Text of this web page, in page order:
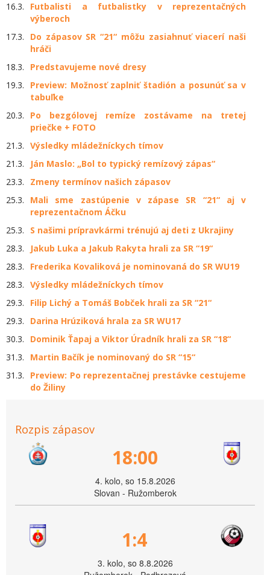
16.3.
Futbalisti a futbalistky v reprezentačných
výberoch
17.3.
Do zápasov SR “21“ môžu zasiahnuť viacerí naši
hráči
18.3.
Predstavujeme nové dresy
19.3.
Preview: Možnosť zaplniť štadión a posunúť sa v
tabuľke
20.3.
Po bezgólovej remíze zostávame na tretej
priečke + FOTO
21.3. Výsledky mládežníckych tímov
21.3.
Ján Maslo: „Bol to typický remízový zápas“
23.3.
Zmeny termínov našich zápasov
25.3.
Mali sme zastúpenie v zápase SR “21“ aj v
reprezentačnom Áčku
25.3.
S našimi prípravkármi trénujú aj deti z Ukrajiny
28.3.
Jakub Luka a Jakub Rakyta hrali za SR “19“
28.3.
Frederika Kovaliková je nominovaná do SR WU19
28.3. Výsledky mládežníckych tímov
29.3.
Filip Lichý a Tomáš Bobček hrali za SR “21“
29.3.
Darina Hrúziková hrala za SR WU17
30.3.
Dominik Ťapaj a Viktor Úradník hrali za SR “18“
31.3.
Martin Bačík je nominovaný do SR “15“
31.3.
Preview: Po reprezentačnej prestávke cestujeme
do Žiliny
Rozpis zápasov
18:00
4. kolo, so 15.8.2026
Slovan - Ružomberok
1:4
3. kolo, so 8.8.2026